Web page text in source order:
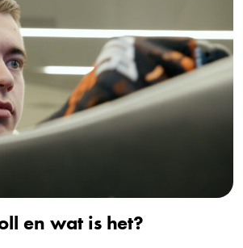
en wat is het?